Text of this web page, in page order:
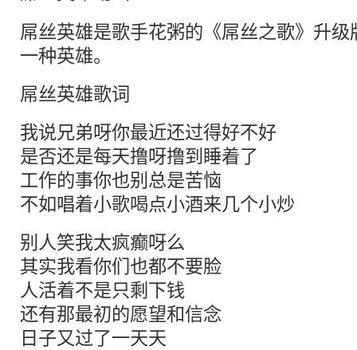
屌丝英雄是歌手花粥的《屌丝之歌》升
一种英雄。
屌丝英雄歌词
我说兄弟呀你最近还过得好不好
是否还是每天撸呀撸到睡着了
工作的事你也别总是苦恼
不如唱着小歌喝点小酒来几个小炒
别人笑我太疯癫呀么
其实我看你们也都不要脸
人活着不是只剩下钱
还有那最初的愿望和信念
日子又过了一天天